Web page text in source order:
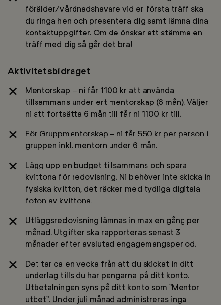
förälder/vårdnadshavare vid er första träff ska
du ringa hen och presentera dig samt lämna dina
kontaktuppgifter. Om de önskar att stämma en
träff med dig så går det bra!
Aktivitetsbidraget
Mentorskap – ni får 1100 kr att använda
tillsammans under ert mentorskap (6 mån). Väljer
ni att fortsätta 6 mån till får ni 1100 kr till.
För Gruppmentorskap – ni får 550 kr per person i
gruppen inkl. mentorn under 6 mån.
Lägg upp en budget tillsammans och spara
kvittona för redovisning. Ni behöver inte skicka in
fysiska kvitton, det räcker med tydliga digitala
foton av kvittona.
Utläggsredovisning lämnas in max en gång per
månad. Utgifter ska rapporteras senast 3
månader efter avslutad engagemangsperiod.
Det tar ca en vecka från att du skickat in ditt
underlag tills du har pengarna på ditt konto.
Utbetalningen syns på ditt konto som ”Mentor
utbet”. Under juli månad administreras inga